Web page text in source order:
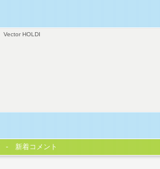
Vector HOLDI
新着コメント